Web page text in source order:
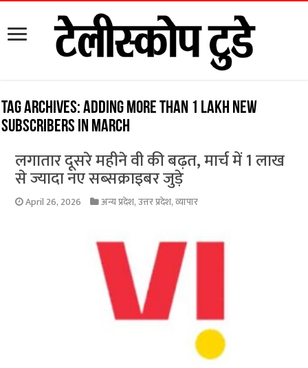
Tag Archives:adding more than 1 lakh new
subscribers in March
लगातार दूसरे महीने वी की बढ़त, मार्च में 1 लाख
से ज्यादा नए सब्सक्राइबर जुड़े
April 26, 2026 अन्य प्रदेश,उत्तर प्रदेश,व्यापार